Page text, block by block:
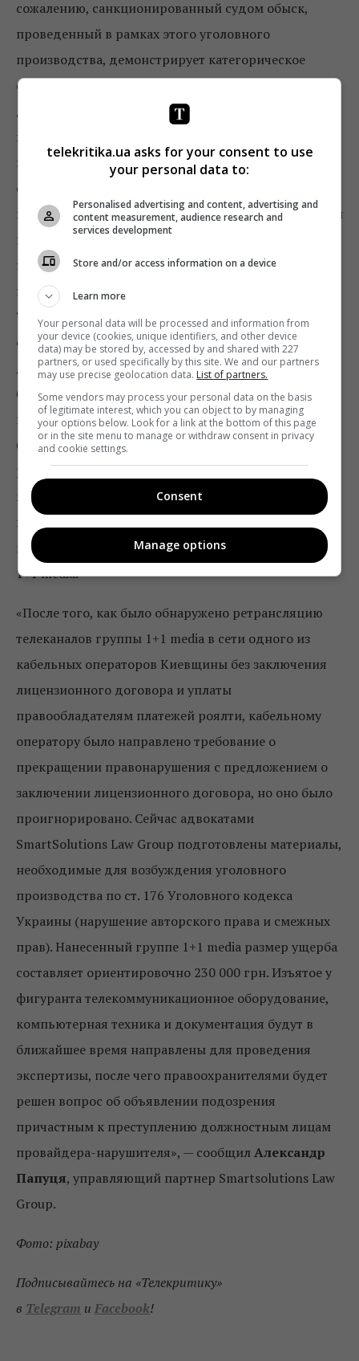
сожалению, санкционированный судом обыск,
проведенный в рамках этого уголовного
производства, демонстрирует категорическое
отношение нарушителей к ведению любых
диалогов с правообладателями и соблюдения
правил ведения честного бизнеса. В ходе
проведения следственных действий сотрудники
следствия и отдела противодействия
киберпреступности в Киевской области обнаружили
и изъяли две главные станции провайдера, с
помощью которых осуществлялся прием и
незаконная ретрансляция телеканалов «1+1», «2+2»,
ТЕТ, «ПлюсПлюс», «Бигуди» и «УНИАН». Со своей
стороны, мы решительно настроены довести это
дело до логического и правомерного завершения, и
благодарны сотрудникам Департамента
киберполиции за их вовлеченность и поддержку,
без которых не смогли бы столь эффективно
реализовывать стратегию борьбы с пиратством
контента уже столько лет подряд», —
прокомментировал
по защите интеллектуальной собственности группы
1+1 media.
«После того, как было обнаружено ретрансляцию
телеканалов группы 1+1 media в сети одного из
кабельных операторов Киевщины без заключения
лицензионного договора и уплаты
правообладателям платежей роялти, кабельному
оператору было направлено требование о
прекращении правонарушения с предложением о
заключении лицензионного договора, но оно было
проигнорировано. Сейчас адвокатами
SmartSolutions Law Group подготовлены материалы,
необходимые для возбуждения уголовного
производства по ст. 176 Уголовного кодекса
Украины (нарушение авторского права и смежных
прав). Нанесенный группе 1+1 media размер ущерба
составляет ориентировочно 230 000 грн. Изъятое у
фигуранта телекоммуникационное оборудование,
компьютерная техника и документация будут в
ближайшее время направлены для проведения
экспертизы, после чего правоохранителями будет
решен вопрос об объявлении подозрения
причастным к преступлению должностным лицам
провайдера-нарушителя», — сообщилАлександр
Папуця, управляющий партнер Smartsolutions Law
Group.
Фото: pixabay
Подписывайтесь на «Телекритику»
в Telegram и Facebook!
telekritika.ua asks for your consent to use
your personal data to:
Personalised advertising and content, advertising and
content measurement, audience research and
services development
Store and/or access information on a device
Learn more
Your personal data will be processed and information from
your device (cookies, unique identifiers, and other device
data) may be stored by, accessed by and shared with 227
partners, or used specifically by this site. We and our partners
may use precise geolocation data. List of partners.
Some vendors may process your personal data on the basis
of legitimate interest, which you can object to by managing
your options below. Look for a link at the bottom of this page
or in the site menu to manage or withdraw consent in privacy
and cookie settings.
Consent
Manage options